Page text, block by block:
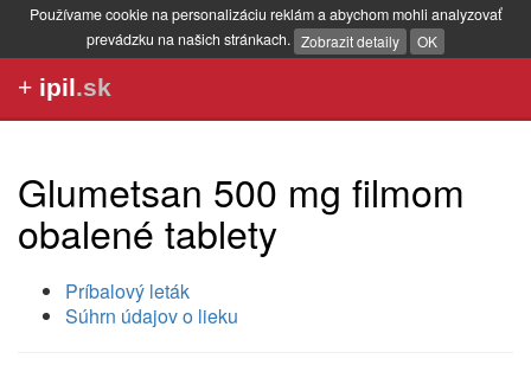
Používame cookie na personalizáciu reklám a abychom mohli analyzovať
prevádzku na našich stránkach. Zobrazit detaily OK
+ ipil.sk
Glumetsan 500 mg filmom
obalené tablety
Príbalový leták
Súhrn údajov o lieku